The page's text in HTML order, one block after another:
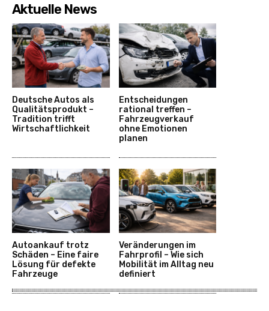
Aktuelle News
Deutsche Autos als
Qualitätsprodukt –
Tradition trifft
Wirtschaftlichkeit
Entscheidungen
rational treffen –
Fahrzeugverkauf
ohne Emotionen
planen
Autoankauf trotz
Schäden – Eine faire
Lösung für defekte
Fahrzeuge
Veränderungen im
Fahrprofil – Wie sich
Mobilität im Alltag neu
definiert